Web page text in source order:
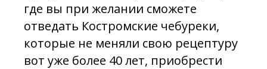
где вы при желании сможете
отведать Костромские чебуреки,
которые не меняли свою рецептуру
вот уже более 40 лет, приобрести